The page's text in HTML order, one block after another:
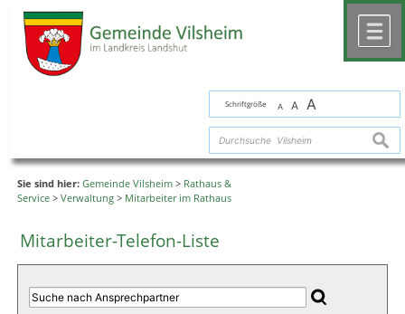
Schriftgröße A A A
Sie sind hier: Gemeinde Vilsheim > Rathaus &
Service > Verwaltung > Mitarbeiter im Rathaus
Mitarbeiter-Telefon-Liste